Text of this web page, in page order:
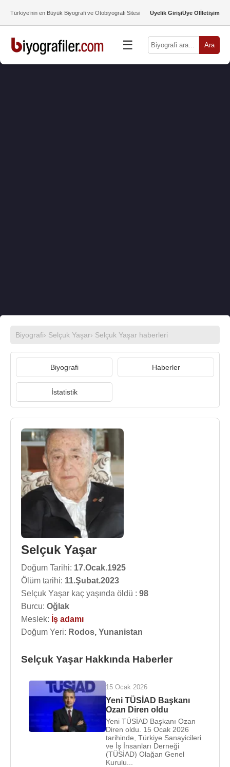
Türkiye’nin en Büyük Biyografi ve Otobiyografi Sitesi Üyelik GirişiÜye Olİletişim
☰ Ara
Biyografi› Selçuk Yaşar› Selçuk Yaşar haberleri
Biyografi Haberler
İstatistik
Selçuk Yaşar
Doğum Tarihi: 17.Ocak.1925
Ölüm tarihi: 11.Şubat.2023
Selçuk Yaşar kaç yaşında öldü : 98
Burcu: Oğlak
Meslek: İş adamı
Doğum Yeri: Rodos, Yunanistan
Selçuk Yaşar Hakkında Haberler
15 Ocak 2026
Yeni TÜSİAD Başkanı
Ozan Diren oldu
Yeni TÜSİAD Başkanı Ozan
Diren oldu. 15 Ocak 2026
tarihinde, Türkiye Sanayicileri
ve İş İnsanları Derneği
(TÜSİAD) Olağan Genel
Kurulu...